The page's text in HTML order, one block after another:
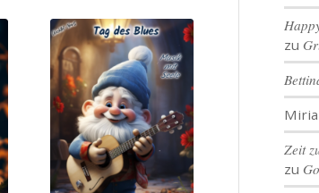
zu
Zeit
zu